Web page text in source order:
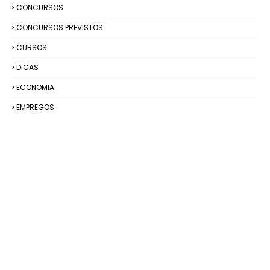
CONCURSOS
CONCURSOS PREVISTOS
CURSOS
DICAS
ECONOMIA
EMPREGOS